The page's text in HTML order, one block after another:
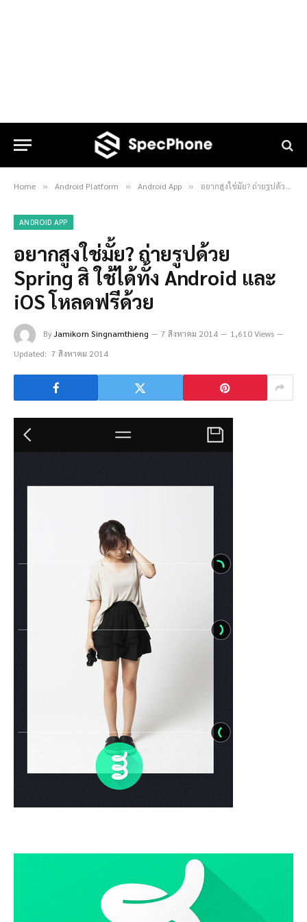
Home » Android Platform » Android App » อยากสูงใช่มั้ย? ถ่ายรูปด้วย Spring สิ ใช้ได้ทั้ง Android และ iOS โหลดฟรีด้วย
ANDROID APP
อยากสูงใช่มั้ย? ถ่ายรูปด้วย
Spring สิ ใช้ได้ทั้ง Android และ
iOS โหลดฟรีด้วย
ByJamikorn Singnamthieng 7 สิงหาคม 2014
1,610 Views
Updated: 7 สิงหาคม 2014